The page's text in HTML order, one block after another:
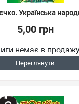
Українська
5,00 грн
немає в продажу
Переглянути